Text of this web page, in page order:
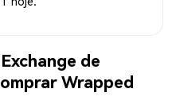
de
Wrapped